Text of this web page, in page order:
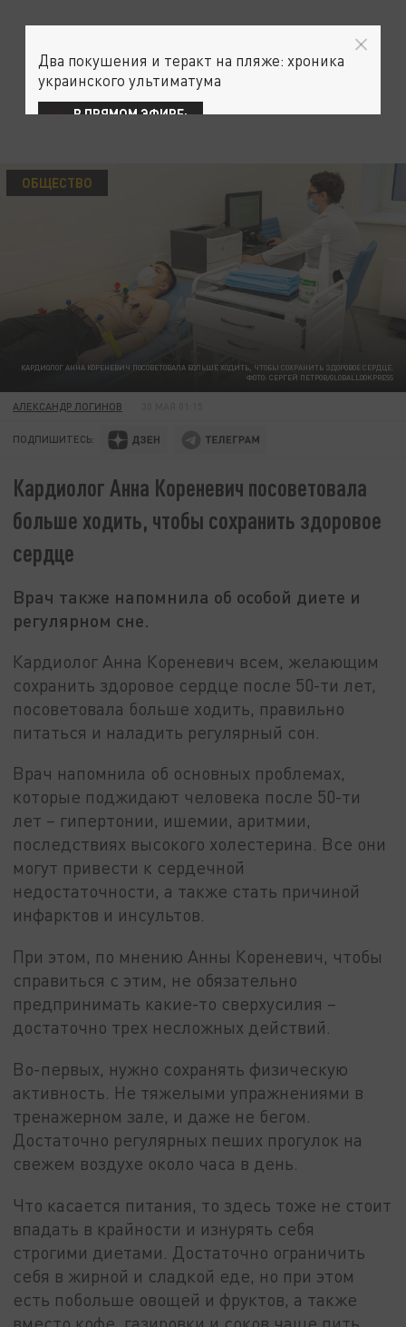
КАРДИОЛОГ АННА КОРЕНЕВИЧ ПОСОВЕТОВАЛА БОЛЬШЕ ХОДИТЬ, ЧТОБЫ СОХРАНИТЬ ЗДОРОВОЕ СЕРДЦЕ.
ФОТО: СЕРГЕЙ ПЕТРОВ/GLOBALLOOKPRESS
ОБЩЕСТВО
АЛЕКСАНДР ЛОГИНОВ
ПОДПИШИТЕСЬ:
Кардиолог Анна Кореневич посоветовала
больше ходить, чтобы сохранить здоровое
сердце
Врач также напомнила об особой диете и
регулярном сне.
Кардиолог Анна Кореневич всем, желающим
сохранить здоровое сердце после 50-ти лет,
посоветовала больше ходить, правильно
питаться и наладить регулярный сон.
Врач напомнила об основных проблемах,
которые поджидают человека после 50-ти
лет – гипертонии, ишемии, аритмии,
последствиях высокого холестерина. Все они
могут привести к сердечной
недостаточности, а также стать причиной
инфарктов и инсультов.
При этом, по мнению Анны Кореневич, чтобы
справиться с этим, не обязательно
предпринимать какие-то сверхусилия –
достаточно трех несложных действий.
Во-первых, нужно сохранять физическую
активность. Не тяжелыми упражнениями в
тренажерном зале, и даже не бегом.
Достаточно регулярных пеших прогулок на
свежем воздухе около часа в день.
Что касается питания, то здесь тоже не стоит
впадать в крайности и изнурять себя
строгими диетами. Достаточно ограничить
себя в жирной и сладкой еде, но при этом
есть побольше овощей и фруктов, а также
вместо кофе, газировки и соков чаще пить
Два покушения и теракт на пляже: хроника
украинского ультиматума
В ПРЯМОМ ЭФИРЕ: